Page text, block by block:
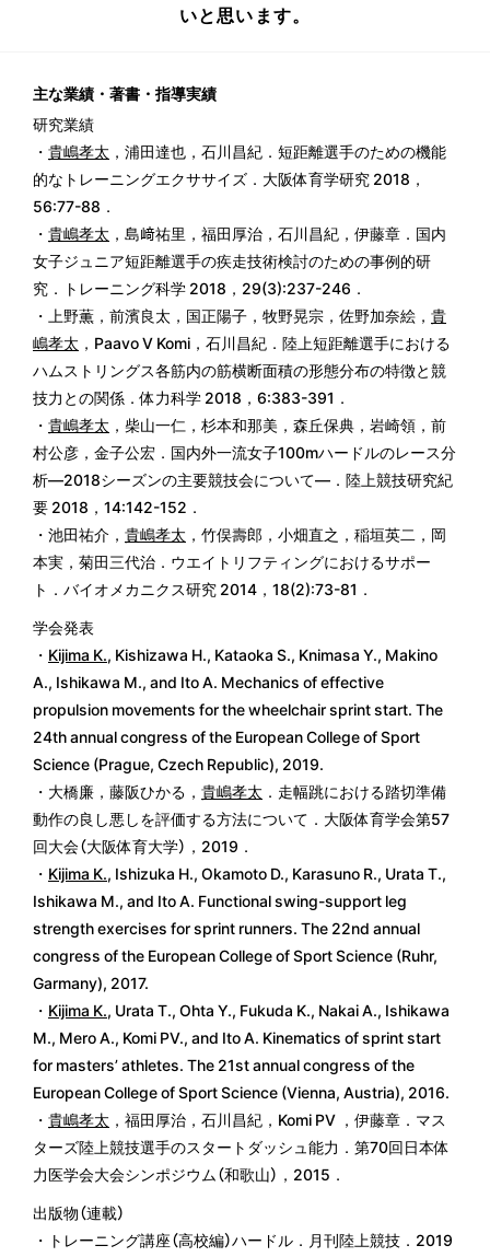
いと思います。
主な業績・著書・指導実績
研究業績
・ 貴嶋孝太 ，浦田達也，石川昌紀．短距離選手のための機能
的なトレーニングエクササイズ．大阪体育学研究 2018，
56:77-88．
・ 貴嶋孝太 ，島﨑祐里，福田厚治，石川昌紀，伊藤章．国内
女子ジュニア短距離選手の疾走技術検討のための事例的研
究．トレーニング科学 2018，29(3):237-246．
・上野薫，前濱良太，国正陽子，牧野晃宗，佐野加奈絵， 貴
嶋孝太 ，Paavo V Komi，石川昌紀．陸上短距離選手における
ハムストリングス各筋内の筋横断面積の形態分布の特徴と競
技力との関係．体力科学 2018，6:383-391．
・ 貴嶋孝太 ，柴山一仁，杉本和那美，森丘保典，岩崎領，前
村公彦，金子公宏．国内外一流女子100mハードルのレース分
析―2018シーズンの主要競技会について―．陸上競技研究紀
要 2018，14:142-152．
・池田祐介， 貴嶋孝太 ，竹俣壽郎，小畑直之，稲垣英二，岡
本実，菊田三代治．ウエイトリフティングにおけるサポー
ト．バイオメカニクス研究 2014，18(2):73-81．
学会発表
・ Kijima K., Kishizawa H., Kataoka S., Knimasa Y., Makino
A., Ishikawa M., and Ito A. Mechanics of effective
propulsion movements for the wheelchair sprint start. The
24th annual congress of the European College of Sport
Science (Prague, Czech Republic), 2019.
・大橋廉，藤阪ひかる， 貴嶋孝太 ．走幅跳における踏切準備
動作の良し悪しを評価する方法について．大阪体育学会第57
回大会（大阪体育大学），2019．
・ Kijima K., Ishizuka H., Okamoto D., Karasuno R., Urata T.,
Ishikawa M., and Ito A. Functional swing-support leg
strength exercises for sprint runners. The 22nd annual
congress of the European College of Sport Science (Ruhr,
Garmany), 2017.
・ Kijima K., Urata T., Ohta Y., Fukuda K., Nakai A., Ishikawa
M., Mero A., Komi PV., and Ito A. Kinematics of sprint start
for masters’ athletes. The 21st annual congress of the
European College of Sport Science (Vienna, Austria), 2016.
・ 貴嶋孝太 ，福田厚治，石川昌紀，Komi PV ，伊藤章．マス
ターズ陸上競技選手のスタートダッシュ能力．第70回日本体
力医学会大会シンポジウム（和歌山），2015．
出版物（連載）
・トレーニング講座（高校編）ハードル．月刊陸上競技．2019